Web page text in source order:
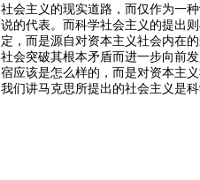
社会主义的现实道路，而仅作为一
说的代表。而科学社会主义的提出
定，而是源自对资本主义社会内在
社会突破其根本矛盾而进一步向前
宿应该是怎么样的，而是对资本主
我们讲马克思所提出的社会主义是